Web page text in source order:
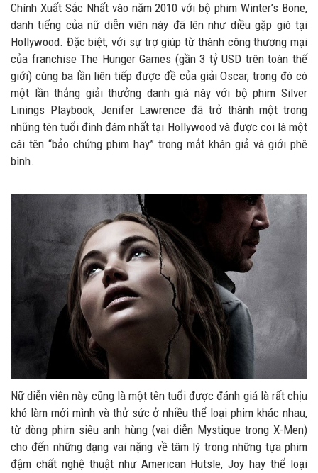
Chính Xuất Sắc Nhất vào năm 2010 với bộ phim Winter’s Bone,
danh tiếng của nữ diễn viên này đã lên như diều gặp gió tại
Hollywood. Đặc biệt, với sự trợ giúp từ thành công thương mại
của franchise The Hunger Games (gần 3 tỷ USD trên toàn thế
giới) cùng ba lần liên tiếp được đề của giải Oscar, trong đó có
một lần thắng giải thưởng danh giá này với bộ phim Silver
Linings Playbook, Jenifer Lawrence đã trở thành một trong
những tên tuổi đình đám nhất tại Hollywood và được coi là một
cái tên “bảo chứng phim hay” trong mắt khán giả và giới phê
bình.
Nữ diễn viên này cũng là một tên tuổi được đánh giá là rất chịu
khó làm mới mình và thử sức ở nhiều thể loại phim khác nhau,
từ dòng phim siêu anh hùng (vai diễn Mystique trong X-Men)
cho đến những dạng vai nặng về tâm lý trong những tựa phim
đậm chất nghệ thuật như American Hutsle, Joy hay thể loại